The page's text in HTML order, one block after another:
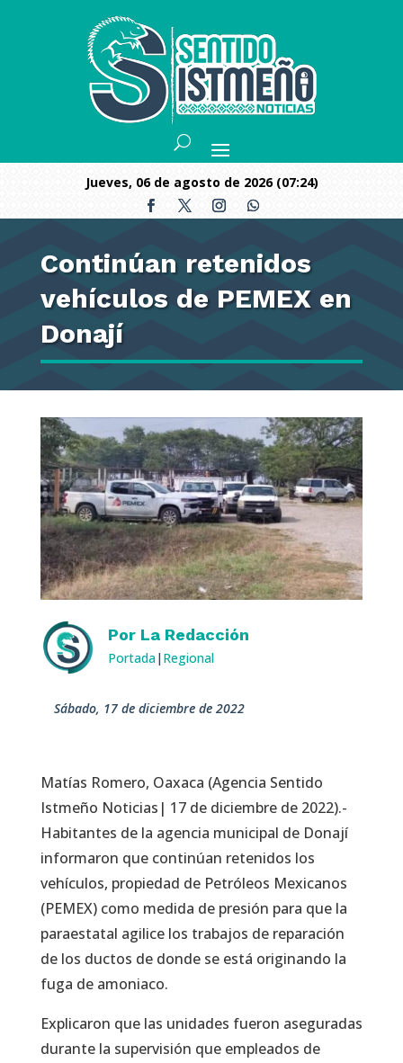
jueves, 06 de agosto de 2026 (07:24)
Continúan retenidos
vehículos de PEMEX en
Donají
Por La Redacción
Portada| Regional
sábado, 17 de diciembre de 2022
Matías Romero, Oaxaca (Agencia Sentido
Istmeño Noticias| 17 de diciembre de 2022).-
Habitantes de la agencia municipal de Donají
informaron que continúan retenidos los
vehículos, propiedad de Petróleos Mexicanos
(PEMEX) como medida de presión para que la
paraestatal agilice los trabajos de reparación
de los ductos de donde se está originando la
fuga de amoniaco.
Explicaron que las unidades fueron aseguradas
durante la supervisión que empleados de